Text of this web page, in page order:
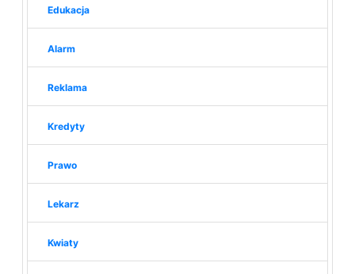
Edukacja
Alarm
Reklama
Kredyty
Prawo
Lekarz
Kwiaty